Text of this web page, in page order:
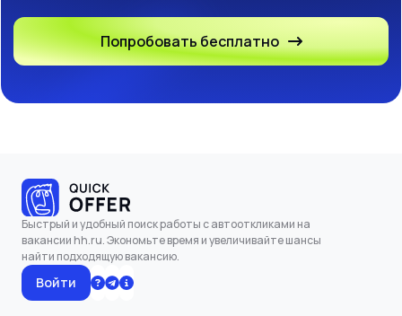
Попробовать бесплатно
Быстрый и удобный поиск работы с автооткликами на
вакансии hh.ru. Экономьте время и увеличивайте шансы
найти подходящую вакансию.
Войти